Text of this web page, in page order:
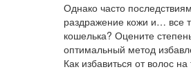
Однако часто
раздражение кожи и… все
кошелька? Оцените
оптимальный метод
Как избавиться от волос